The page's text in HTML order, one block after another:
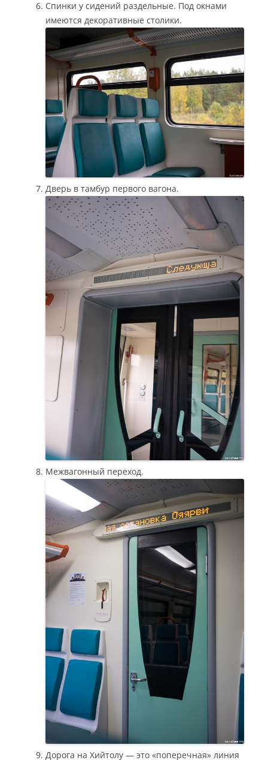
Спинки у сидений раздельные. Под окнами
имеются декоративные столики.
Дверь в тамбур первого вагона.
Межвагонный переход.
Дорога на Хийтолу — это «поперечная» линия